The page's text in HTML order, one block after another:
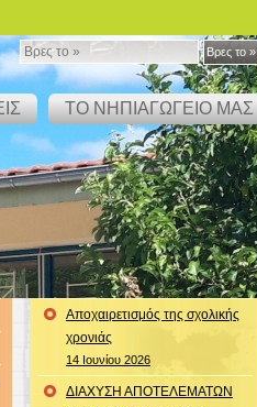
Βρες
το
»
Βρες το »
ΤΟ ΝΗΠΙΑΓΩΓΕΙΟ ΜΑΣ
Αποχαιρετισμός της σχολικής
χρονιάς
14 Ιουνίου 2026
ΔΙΑΧΥΣΗ ΑΠΟΤΕΛΕΜΑΤΩΝ